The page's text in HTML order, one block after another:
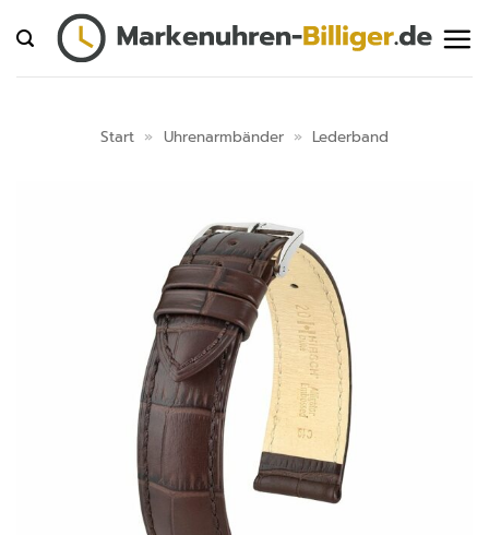
Inhalt
springen
Start » Uhrenarmbänder » Lederband